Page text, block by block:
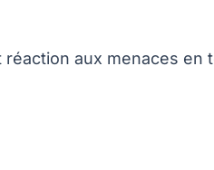
aux menaces en